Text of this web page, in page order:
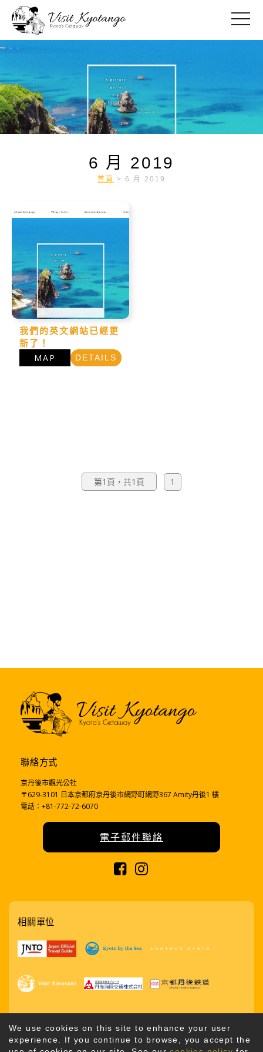
We use cookies on this site to enhance your user
experience. If you continue to browse, you accept the
toggle
6 月 2019
首頁 > 6 月 2019
我們的英文網站已經更
新了！
MAP DETAILS
第1頁，共1頁 1
聯絡方式
京丹後市觀光公社
〒629-3101 日本京都府京丹後市網野町網野367 Amity丹後1 樓
電話：+81-772-72-6070
電子郵件聯絡
相關單位